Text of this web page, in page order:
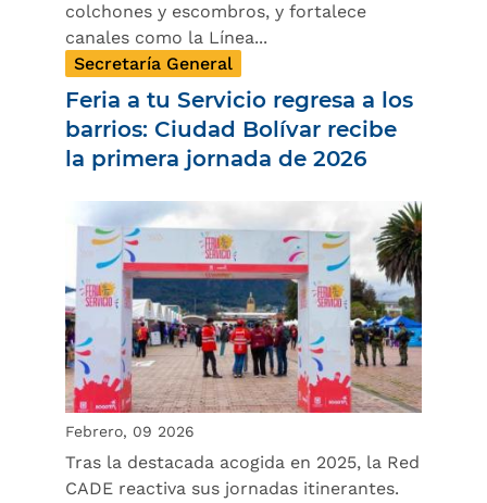
colchones y escombros, y fortalece
canales como la Línea...
Secretaría General
Feria a tu Servicio regresa a los
barrios: Ciudad Bolívar recibe
la primera jornada de 2026
Febrero, 09 2026
Tras la destacada acogida en 2025, la Red
CADE reactiva sus jornadas itinerantes.